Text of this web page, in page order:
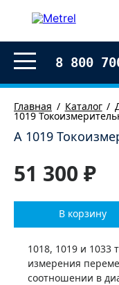
8 800
Главная Каталог
1019
А 1019
51 300 ₽
В корзину
1018, 1019 и 1033
измерения
соотношении в